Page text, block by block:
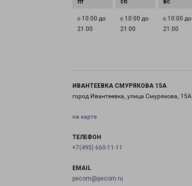
с 10:00 до
21:00
с 10:00 до
21:00
с 10:00 до
21:00
ИВАНТЕЕВКА СМУРЯКОВА 15А
город Ивантеевка, улица Смурякова, 15А
на карте
ТЕЛЕФОН
+7(495) 660-11-11
EMAIL
pecom@pecom.ru